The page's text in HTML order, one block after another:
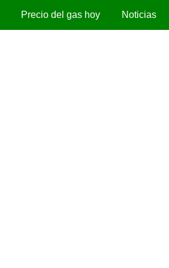
Precio del gas hoy Noticias